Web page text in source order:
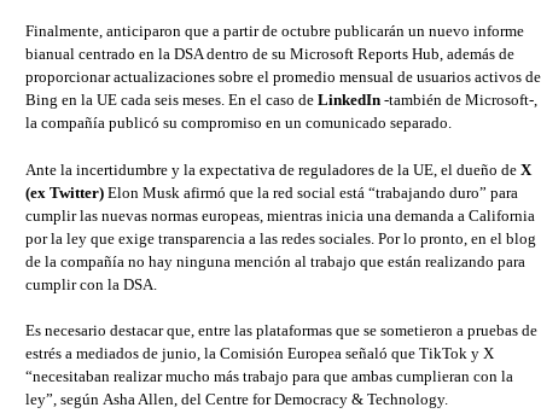
Finalmente, anticiparon que a partir de octubre publicarán un nuevo informe
bianual centrado en la DSA dentro de su Microsoft Reports Hub, además de
proporcionar actualizaciones sobre el promedio mensual de usuarios activos de
Bing en la UE cada seis meses. En el caso de LinkedIn -también de Microsoft-,
la compañía publicó su compromiso en un comunicado separado.
Ante la incertidumbre y la expectativa de reguladores de la UE, el dueño de X
(ex Twitter) Elon Musk afirmó que la red social está “trabajando duro” para
cumplir las nuevas normas europeas, mientras inicia una demanda a California
por la ley que exige transparencia a las redes sociales. Por lo pronto, en el blog
de la compañía no hay ninguna mención al trabajo que están realizando para
cumplir con la DSA.
Es necesario destacar que, entre las plataformas que se sometieron a pruebas de
estrés a mediados de junio, la Comisión Europea señaló que TikTok y X
“necesitaban realizar mucho más trabajo para que ambas cumplieran con la
ley”, según Asha Allen, del Centre for Democracy & Technology.